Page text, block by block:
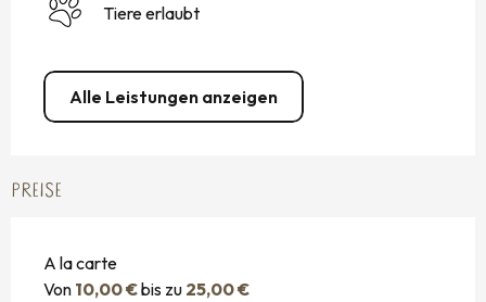
Tiere erlaubt
Alle Leistungen anzeigen
PREISE
A la carte
Von 10,00 €bis zu 25,00 €